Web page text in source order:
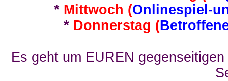
* Mittwoch (Onlinespiel-
* Donnerstag (
Es geht um EUREN